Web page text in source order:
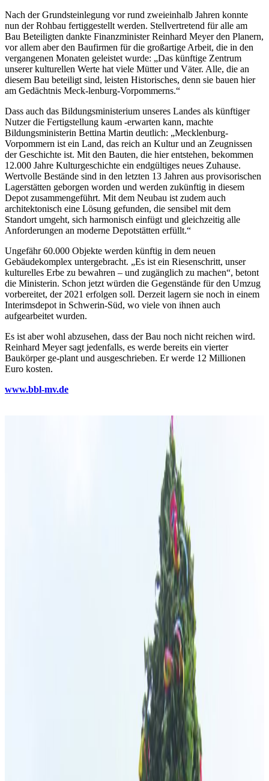
Nach der Grundsteinlegung vor rund zweieinhalb Jahren konnte
nun der Rohbau fertiggestellt werden. Stellvertretend für alle am
Bau Beteiligten dankte Finanzminister Reinhard Meyer den Planern,
vor allem aber den Baufirmen für die großartige Arbeit, die in den
vergangenen Monaten geleistet wurde: „Das künftige Zentrum
unserer kulturellen Werte hat viele Mütter und Väter. Alle, die an
diesem Bau beteiligt sind, leisten Historisches, denn sie bauen hier
am Gedächtnis Meck-lenburg-Vorpommerns.“
Dass auch das Bildungsministerium unseres Landes als künftiger
Nutzer die Fertigstellung kaum -erwarten kann, machte
Bildungsministerin Bettina Martin deutlich: „Mecklenburg-
Vorpommern ist ein Land, das reich an Kultur und an Zeugnissen
der Geschichte ist. Mit den Bauten, die hier entstehen, bekommen
12.000 Jahre Kulturgeschichte ein endgültiges neues Zuhause.
Wertvolle Bestände sind in den letzten 13 Jahren aus provisorischen
Lagerstätten geborgen worden und werden zukünftig in diesem
Depot zusammengeführt. Mit dem Neubau ist zudem auch
architektonisch eine Lösung gefunden, die sensibel mit dem
Standort umgeht, sich harmonisch einfügt und gleichzeitig alle
Anforderungen an moderne Depotstätten erfüllt.“
Ungefähr 60.000 Objekte werden künftig in dem neuen
Gebäudekomplex untergebracht. „Es ist ein Riesenschritt, unser
kulturelles Erbe zu bewahren – und zugänglich zu machen“, betont
die Ministerin. Schon jetzt würden die Gegenstände für den Umzug
vorbereitet, der 2021 erfolgen soll. Derzeit lagern sie noch in einem
Interimsdepot in Schwerin-Süd, wo viele von ihnen auch
aufgearbeitet wurden.
Es ist aber wohl abzusehen, dass der Bau noch nicht reichen wird.
Reinhard Meyer sagt jedenfalls, es werde bereits ein vierter
Baukörper ge-plant und ausgeschrieben. Er werde 12 Millionen
Euro kosten.
www.bbl-mv.de